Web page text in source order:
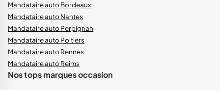
Mandataire auto Bordeaux
Mandataire auto Nantes
Mandataire auto Perpignan
Mandataire auto Poitiers
Mandataire auto Rennes
Mandataire auto Reims
Nos tops marques occasion